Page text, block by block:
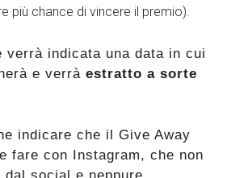
più chance di vincere il premio).
verrà indicata una data in cui
e verràestratto a sorte
indicare che il Give Away
fare con Instagram, che non